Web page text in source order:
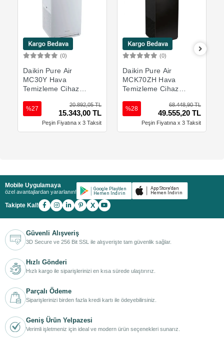
(0)
Daikin Pure Air
MC30Y Hava
Temizleme Cihazı
Max. 46 m2
20.892,05 TL
15.343,00 TL
%27
Peşin Fiyatına x 3 Taksit
(0)
Daikin Pure Air
MCK70ZH Hava
Temizleme Cihazı
Max. 96 m2
68.448,90 TL
49.555,20 TL
%28
Peşin Fiyatına x 3 Taksit
Mobile Uygulamaya
özel avantajlardan yararlanın!
Takipte Kal! X
Güvenli Alışveriş
3D Secure ve 256 Bit SSL ile alışverişte tam güvenlik sağlar.
Hızlı Gönderi
Hızlı kargo ile siparişlerinizi en kısa sürede ulaştırırız.
Parçalı Ödeme
Siparişlerinizi birden fazla kredi kartı ile ödeyebilirsiniz.
Geniş Ürün Yelpazesi
Verimli işletmeniz için ideal ve modern ürün seçenekleri sunarız.